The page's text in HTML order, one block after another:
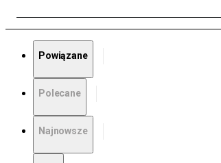
Powiązane
Polecane
Najnowsze